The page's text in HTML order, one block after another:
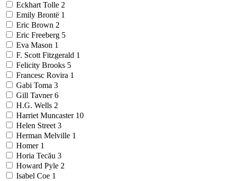
Eckhart Tolle 2
Emily Brontë 1
Eric Brown 2
Eric Freeberg 5
Eva Mason 1
F. Scott Fitzgerald 1
Felicity Brooks 5
Francesc Rovira 1
Gabi Toma 3
Gill Tavner6
H.G. Wells 2
Harriet Muncaster 10
Helen Street 3
Herman Melville 1
Homer 1
Horia Tecău 3
Howard Pyle 2
Isabel Coe 1